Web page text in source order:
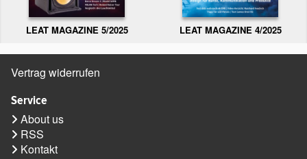
LEAT MAGAZINE 5/2025 LEAT MAGAZINE 4/2025
Vertrag widerrufen
Service
About us
RSS
Kontakt